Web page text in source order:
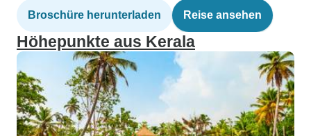
Broschüre herunterladen Reise ansehen
Höhepunkte aus Kerala